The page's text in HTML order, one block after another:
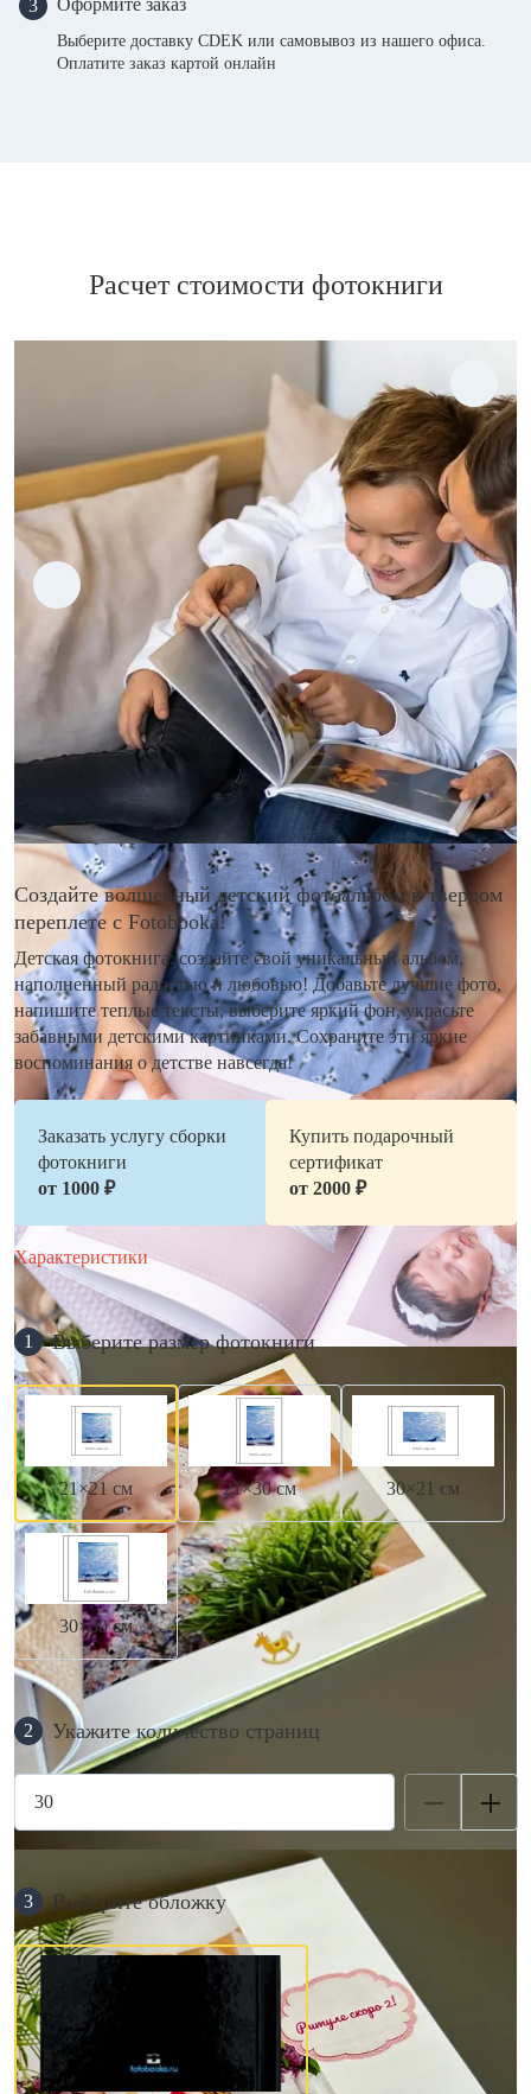
3 Оформите заказ
Выберите доставку CDEK или самовывоз из нашего офиса.
Оплатите заказ картой онлайн
Расчет стоимости фотокниги
Создайте волшебный детский фотоальбом в твердом
переплете с Fotobooka!
Детская фотокнига: создайте свой уникальный альбом,
наполненный радостью и любовью! Добавьте лучшие фото,
напишите теплые тексты, выберите яркий фон, украсьте
забавными детскими картинками. Сохраните эти яркие
воспоминания о детстве навсегда!
Заказать услугу сборки
фотокниги
от 1000 ₽
Купить подарочный
сертификат
от 2000 ₽
Характеристики
1 Выберите размер фотокниги
21×21 см 21×30 см 30×21 см
30×30 см
2 Укажите количество страниц
3 Выберите обложку